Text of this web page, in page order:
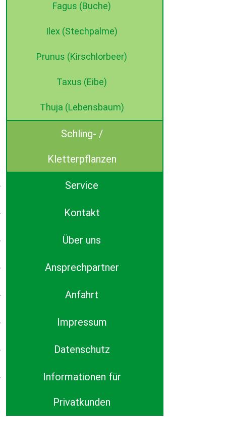
Fagus (Buche)
Ilex (Stechpalme)
Prunus (Kirschlorbeer)
Taxus (Eibe)
Thuja (Lebensbaum)
Schling- /
Kletterpflanzen
Service
Kontakt
Über uns
Ansprechpartner
Anfahrt
Impressum
Datenschutz
Informationen für
Privatkunden